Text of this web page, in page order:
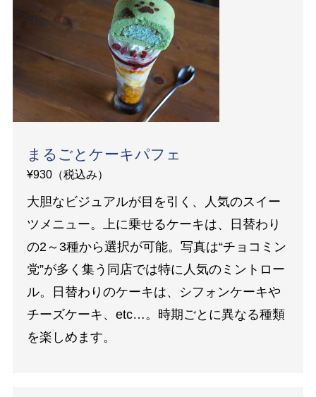
まるごとケーキパフェ
¥930（税込み）
大胆なビジュアルが目を引く、人気のスイー
ツメニュー。上に乗せるケーキは、日替わり
の2～3種から選択が可能。写真は“チョコミン
党”が多く集う同店では特に人気のミントロー
ル。日替わりのケーキは、シフォンケーキや
チーズケーキ、etc…。時期ごとに異なる種類
を楽しめます。